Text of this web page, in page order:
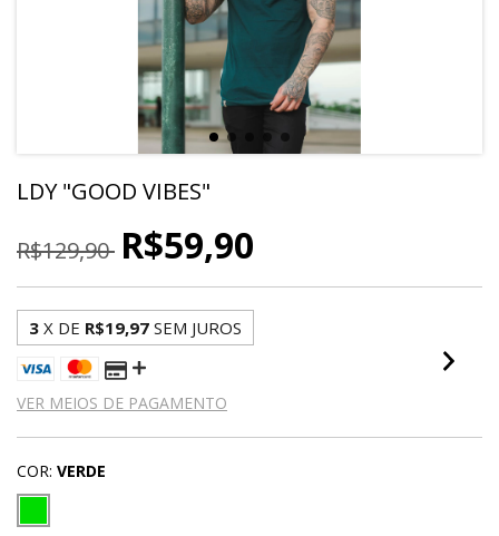
LDY "GOOD VIBES"
R$129,90 R$59,90
3 X DE R$19,97 SEM JUROS
VER MEIOS DE PAGAMENTO
COR: VERDE